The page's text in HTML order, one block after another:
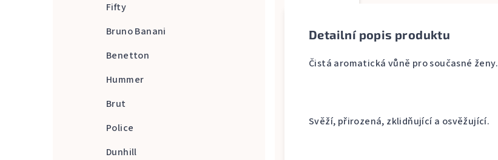
Fifty
Bruno Banani
Benetton
Hummer
Brut
Police
Dunhill
Detailní popis produktu
Čistá aromatická vůně pro současné ženy.
Svěží, přirozená, zklidňující a osvěžující.